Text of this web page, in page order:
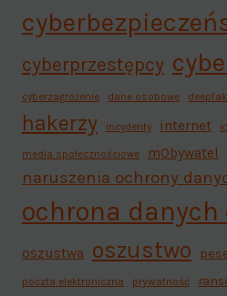
cyberprzestępcy
cyberzagrożenie dane osobowe
hakerzy incydenty internet
media społecznościowe mObywatel
naruszenia ochrony
ochrona danych
oszustwa oszustwo
poczta elektroniczna prywatność